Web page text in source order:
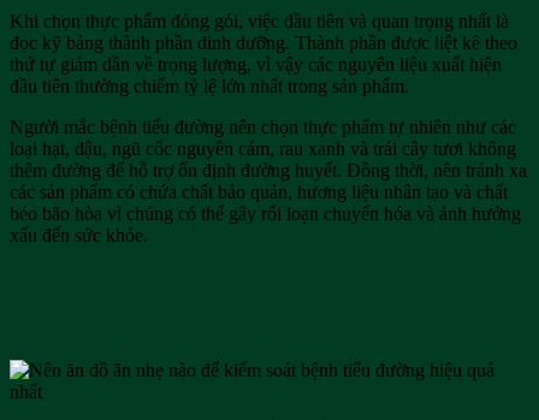
Khi chọn thực phẩm đóng gói, việc đầu tiên và quan trọng nhất là
đọc kỹ bảng thành phần dinh dưỡng. Thành phần được liệt kê theo
thứ tự giảm dần về trọng lượng, vì vậy các nguyên liệu xuất hiện
đầu tiên thường chiếm tỷ lệ lớn nhất trong sản phẩm.
Người mắc bệnh tiểu đường nên chọn thực phẩm tự nhiên như các
loại hạt, đậu, ngũ cốc nguyên cám, rau xanh và trái cây tươi không
thêm đường để hỗ trợ ổn định đường huyết. Đồng thời, nên tránh xa
các sản phẩm có chứa chất bảo quản, hương liệu nhân tạo và chất
béo bão hòa vì chúng có thể gây rối loạn chuyển hóa và ảnh hưởng
xấu đến sức khỏe.